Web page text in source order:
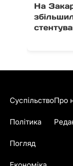
На
Суспільство
Політика
Погляд
Про